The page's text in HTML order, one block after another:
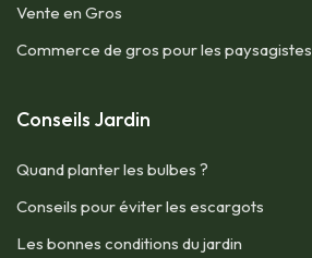
​Vente en Gros
​Commerce de gros pour les paysagistes
Conseils Jardin
​Quand planter les bulbes ?
Conseils pour éviter les escargots
Les bonnes conditions du jardin